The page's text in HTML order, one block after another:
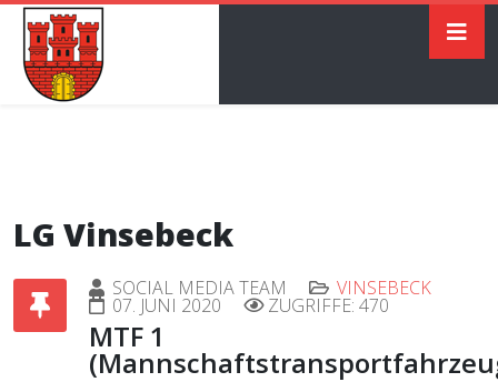
LG Vinsebeck
SOCIAL MEDIA TEAM VINSEBECK
07. JUNI 2020 ZUGRIFFE: 470
MTF 1